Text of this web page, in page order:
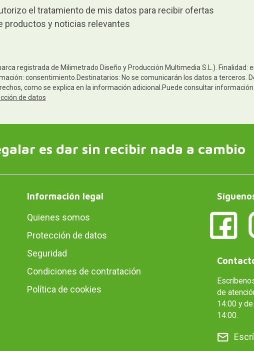
el tratamiento de mis datos para recibir ofertas
productos y noticias relevantes
registrada de Milimetrado Diseño y Producción Multimedia S.L.). Finalidad:
consentimiento.Destinatarios: No se comunicarán los datos a terceros.
como se explica en la información adicional.Puede consultar
de datos
es dar sin recibir nada a cambio
Información legal
Quienes somos
Protección de datos
Seguridad
Condiciones de contratación
Política de cookies
de
14:00 y
14:00.